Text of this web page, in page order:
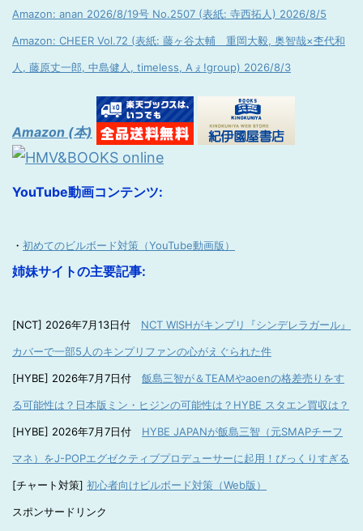
Amazon: anan 2026/8/19号 No.2507 (表紙: 寺西拓人) 2026/8/5
Amazon: CHEER Vol.72 (表紙: 藤ヶ谷太輔 重岡大毅, 奥智哉×杢代和
人, 藤原丈一郎, 中島健人, timeless, Aぇ!group) 2026/8/3
Amazon (本)
YouTube動画コンテンツ:
・ 初めてのビルボード対策（YouTube動画版）
姉妹サイトの主要記事:
[NCT] 2026年7月13日付 NCT WISHがキンプリ『シンデレラガール』
カバーで一部5人のキンプリファンの心がえぐられた件
[HYBE] 2026年7月7日付 飯島三智が＆TEAMやaoenの格差売りをす
る可能性は？日本版ミン・ヒジンの可能性は？HYBE スタエン買収は？
[HYBE] 2026年7月7日付 HYBE JAPANが飯島三智（元SMAPチーフ
マネ）をJ-POPエグゼクティブプロデューサーに起用！びっくりすぎる
[チャート対策] 初心者向けビルボード対策（Web版）
スポンサードリンク